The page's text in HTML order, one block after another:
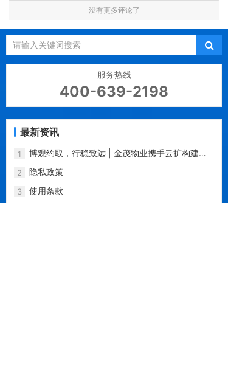
没有更多评论了
服务热线
400-639-2198
最新资讯
1
博观约取，行稳致远 | 金茂物业携手云扩构建智
慧物业自动化运营
2 隐私政策
3 使用条款